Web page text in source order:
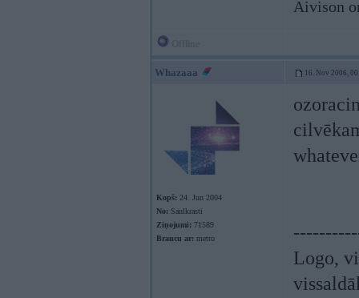
Aivison
Whazaaa 16. Nov 2006,
Kopš: 24. Jun 2004
No: Saulkrasti
Ziņojumi: 71589
Braucu ar: metro
Logo,